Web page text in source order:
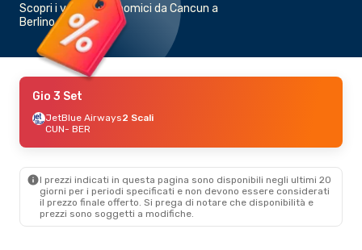
Scopri i voli più economici da Cancun a
Berlino
Gio 3 Set
JetBlue Airways2 Scali
CUN- BER
I prezzi indicati in questa pagina sono disponibili negli ultimi 20
giorni per i periodi specificati e non devono essere considerati
il ​​prezzo finale offerto. Si prega di notare che disponibilità e
prezzi sono soggetti a modifiche.